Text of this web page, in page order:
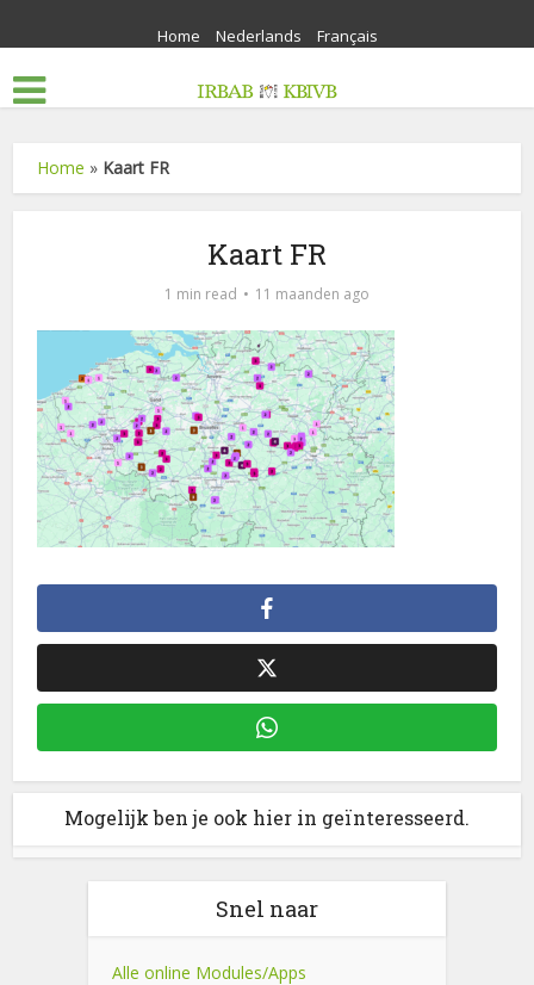
Home Nederlands Français
Home » Kaart FR
Kaart FR
1 min read 11 maanden ago
Mogelijk ben je ook hier in geïnteresseerd.
Snel naar
Alle online Modules/Apps